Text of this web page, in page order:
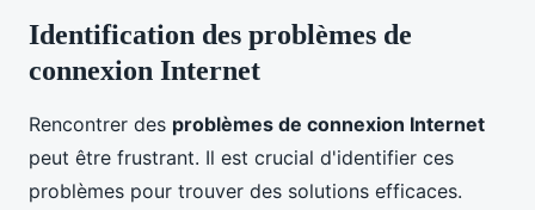
Identification des problèmes de
connexion Internet
Rencontrer des problèmes de connexion Internet
peut être frustrant. Il est crucial d'identifier ces
problèmes pour trouver des solutions efficaces.